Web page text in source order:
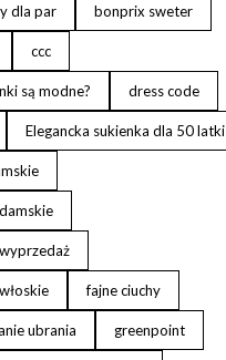
dla par bonprix sweter
ccc
są modne? dress code
Elegancka sukienka dla 50 latki
fajne ciuchy
ubrania greenpoint